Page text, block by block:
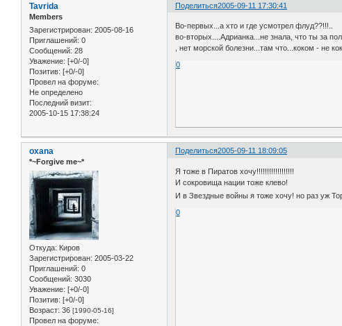
Поделиться2005-09-11 17:30:41
Tavrida
Members
Зарегистрирован: 2005-08-16
Приглашений: 0
Сообщений: 28
Уважение: [+0/-0]
Позитив: [+0/-0]
Провел на форуме:
Не определено
Последний визит:
2005-10-15 17:38:24
Во-первых...а хто и где усмотрел флуд??!!!..
во-вторых....Адрианка...не знала, что ты за
, нет морской болезни...там что...коком - не
0
Поделиться2005-09-11 18:09:05
oxana
*~Forgive me~*
Откуда: Киров
Зарегистрирован: 2005-03-22
Приглашений: 0
Сообщений: 3030
Уважение: [+0/-0]
Позитив: [+0/-0]
Возраст: 36 [1990-05-16]
Провел на форуме:
Я тоже в Пиратов хочу!!!!!!!!!!!!!!!!!!
И сокровища нации тоже клево!
И в Звездные войны я тоже хочу! но раз уж
0